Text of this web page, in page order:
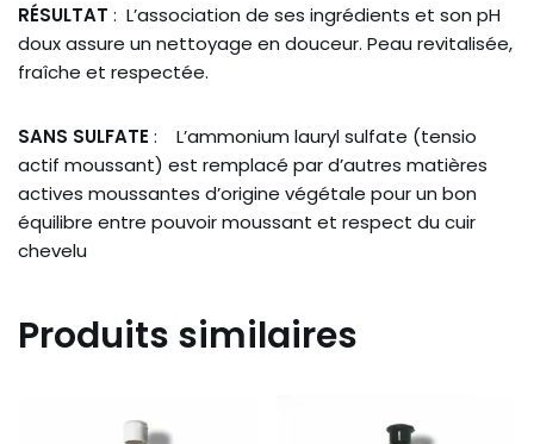
RÉSULTAT : L’association de ses ingrédients et son pH
doux assure un nettoyage en douceur. Peau revitalisée,
fraîche et respectée.
SANS SULFATE : L’ammonium lauryl sulfate (tensio
actif moussant) est remplacé par d’autres matières
actives moussantes d’origine végétale pour un bon
équilibre entre pouvoir moussant et respect du cuir
chevelu
Produits similaires